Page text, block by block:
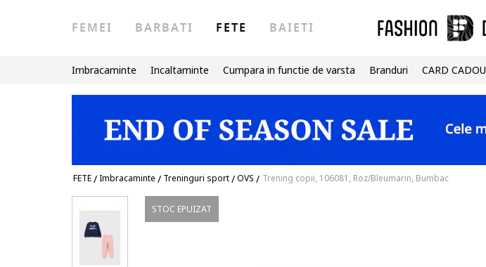
FEMEI BARBATI FETE BAIETI
Imbracaminte Incaltaminte Cumpara in functie de varsta Branduri CARD CADOU
FETE/Imbracaminte / Treninguri sport/OVS / Trening copii, 106081, Roz/Bleumarin, Bumbac
STOC EPUIZAT